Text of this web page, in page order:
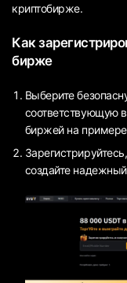
криптобирже.
Как
бирже
Выберите
соответствующую
биржей на
создайте